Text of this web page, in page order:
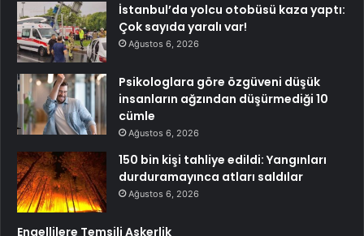
İstanbul’da yolcu otobüsü kaza yaptı:
Çok sayıda yaralı var!
Ağustos 6, 2026
Psikologlara göre özgüveni düşük
insanların ağzından düşürmediği 10
cümle
Ağustos 6, 2026
150 bin kişi tahliye edildi: Yangınları
durduramayınca atları saldılar
Ağustos 6, 2026
Engellilere Temsili Askerlik